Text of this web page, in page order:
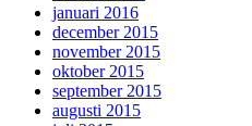
januari 2016
december 2015
november 2015
oktober 2015
september 2015
augusti 2015